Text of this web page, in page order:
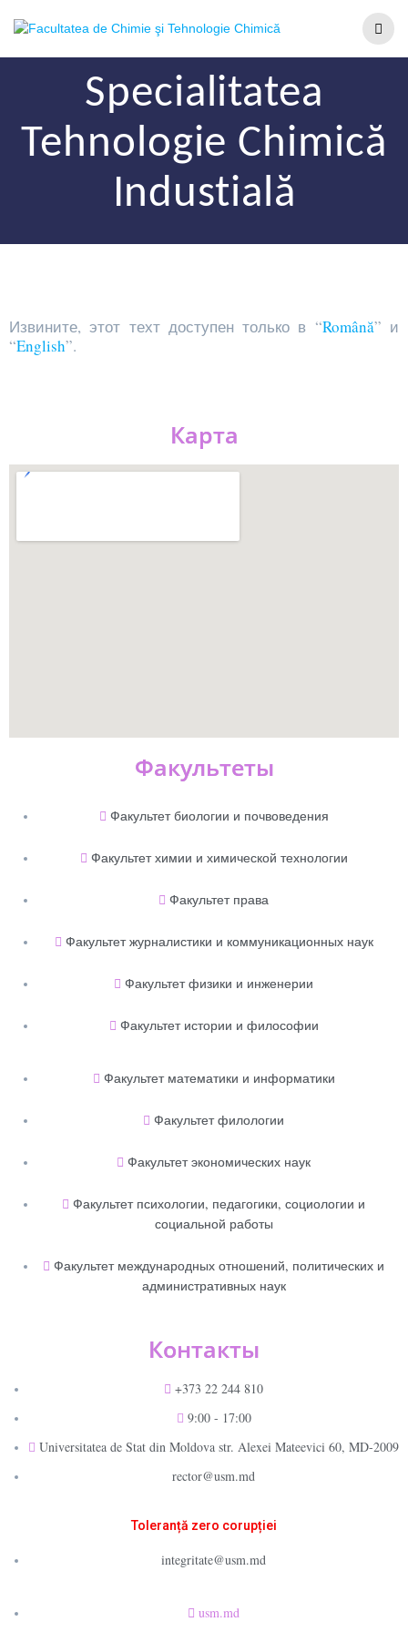
Specialitatea
Tehnologie Chimică
Industială
Извините, этот техт доступен только в “Română” и
“English”.
Карта
Факультеты
Факультет биологии и почвоведения
Факультет химии и химической технологии
Факультет права
Факультет журналистики и коммуникационных наук
Факультет физики и инженерии
Факультет истории и философии
Факультет математики и информатики
Факультет филологии
Факультет экономических наук
Факультет психологии, педагогики, социологии и
социальной работы
Факультет международных отношений, политических и
административных наук
Контакты
+373 22 244 810
9:00 - 17:00
Universitatea de Stat din Moldova str. Alexei Mateevici 60, MD-2009
rector@usm.md
Toleranță zero corupției
integritate@usm.md
usm.md